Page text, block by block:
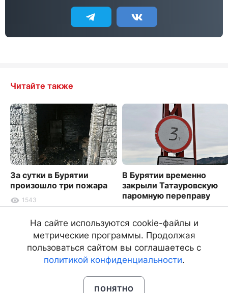
Читайте также
За сутки в Бурятии
произошло три пожара
1543
В Бурятии временно
закрыли Татауровскую
паромную переправу
На сайте используются cookie-файлы и
метрические программы. Продолжая
пользоваться сайтом вы соглашаетесь с
политикой конфиденциальности.
ПОНЯТНО